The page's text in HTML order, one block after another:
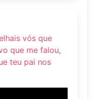
vós que
que me falou,
teu pai nos